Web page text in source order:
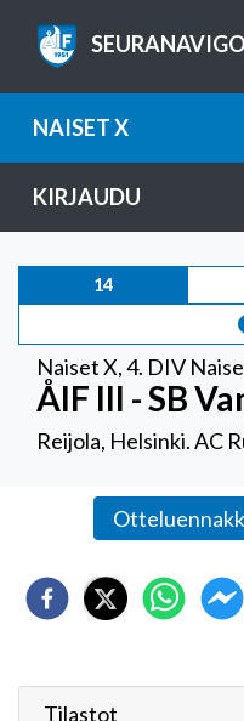
NAISET X
KIRJAUDU
14
Naiset X,4. DIV
ÅIF III - SB
Reijola, Helsinki. AC
Tilastot